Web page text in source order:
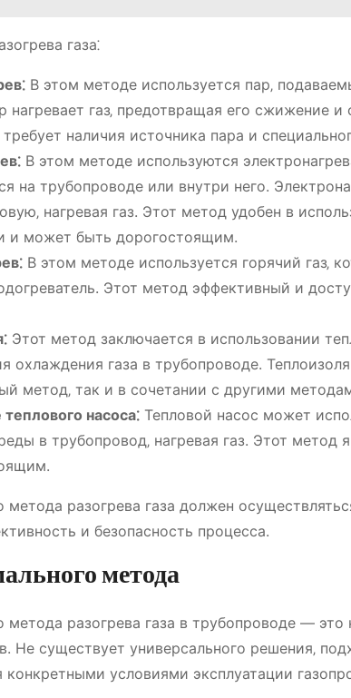
газа⁚
В этом методе используется пар‚
газ‚ предотвращая его сжижение
требует наличия источника пара и
В этом методе используются
на трубопроводе или внутри него.
нагревая газ. Этот метод удобен в
и может быть дорогостоящим.
В этом методе используется горячий газ‚
Этот метод эффективный и
Этот метод заключается в использовании
охлаждения газа в трубопроводе.
метод‚ так и в сочетании с другими
насоса⁚ Тепловой насос может
в трубопровод‚ нагревая газ. Этот метод
разогрева газа должен
и безопасность процесса.
метода
метода разогрева газа в трубопроводе ― это
Не существует универсального решения‚
условиями эксплуатации